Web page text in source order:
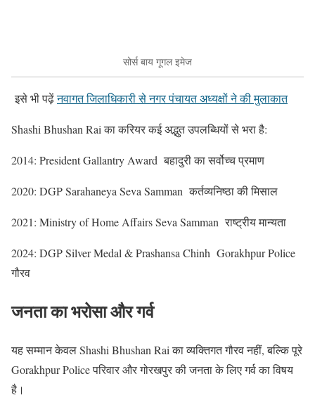
सोर्स बाय गूगल इमेज
इसे भी पढ़ेंनवागत जिलाधिकारी से नगर पंचायत अध्यक्षों ने की मुलाकात
Shashi Bhushan Rai का करियर कई अद्भुत उपलब्धियों से भरा है:
2014: President Gallantry Award बहादुरी का सर्वोच्च प्रमाण
2020: DGP Sarahaneya Seva Samman कर्तव्यनिष्ठा की मिसाल
2021: Ministry of Home Affairs Seva Samman राष्ट्रीय मान्यता
2024: DGP Silver Medal & Prashansa Chinh Gorakhpur Police
गौरव
जनता का भरोसा और गर्व
यह सम्मान केवल Shashi Bhushan Rai का व्यक्तिगत गौरव नहीं, बल्कि पूरे
Gorakhpur Police परिवार और गोरखपुर की जनता के लिए गर्व का विषय
है।